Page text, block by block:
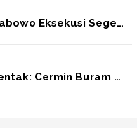
Eksekusi Sege…
Cermin Buram …